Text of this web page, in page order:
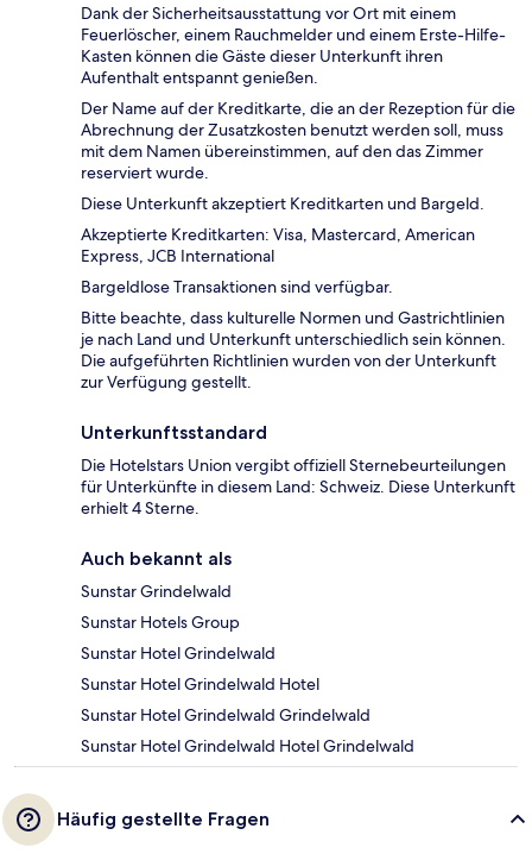
Dank der Sicherheitsausstattung vor Ort mit einem
Feuerlöscher, einem Rauchmelder und einem Erste-Hilfe-
Kasten können die Gäste dieser Unterkunft ihren
Aufenthalt entspannt genießen.
Der Name auf der Kreditkarte, die an der Rezeption für die
Abrechnung der Zusatzkosten benutzt werden soll, muss
mit dem Namen übereinstimmen, auf den das Zimmer
reserviert wurde.
Diese Unterkunft akzeptiert Kreditkarten und Bargeld.
Akzeptierte Kreditkarten: Visa, Mastercard, American
Express, JCB International
Bargeldlose Transaktionen sind verfügbar.
Bitte beachte, dass kulturelle Normen und Gastrichtlinien
je nach Land und Unterkunft unterschiedlich sein können.
Die aufgeführten Richtlinien wurden von der Unterkunft
zur Verfügung gestellt.
Unterkunftsstandard
Die Hotelstars Union vergibt offiziell Sternebeurteilungen
für Unterkünfte in diesem Land: Schweiz. Diese Unterkunft
erhielt 4 Sterne.
Auch bekannt als
Sunstar Grindelwald
Sunstar Hotels Group
Sunstar Hotel Grindelwald
Sunstar Hotel Grindelwald Hotel
Sunstar Hotel Grindelwald Grindelwald
Sunstar Hotel Grindelwald Hotel Grindelwald
Häufig gestellte Fragen